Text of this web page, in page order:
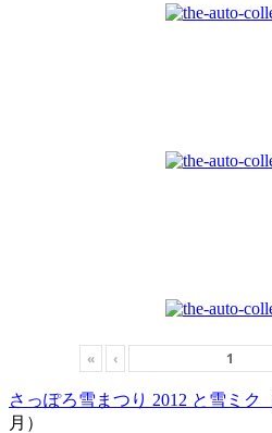
« ‹
さっぽろ雪まつり 2012 と雪ミク
月）